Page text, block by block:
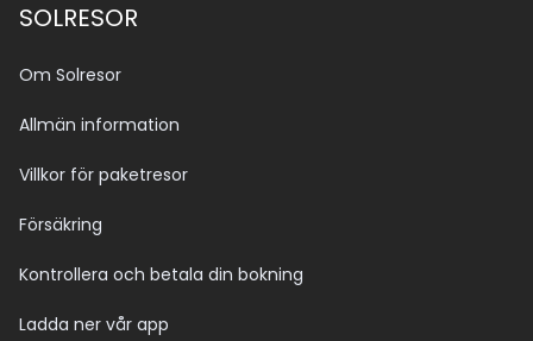
SOLRESOR
Om Solresor
Allmän information
Villkor för paketresor
Försäkring
Kontrollera och betala din bokning
Ladda ner vår app